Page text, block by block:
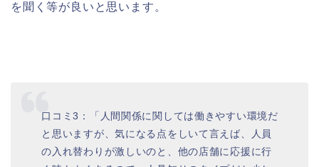
を聞く等が良いと思います。
口コミ3：「人間関係に関しては働きやすい環境だ
と思いますが、気になる点をしいて言えば、人員
の入れ替わりが激しいのと、他の店舗に応援に行